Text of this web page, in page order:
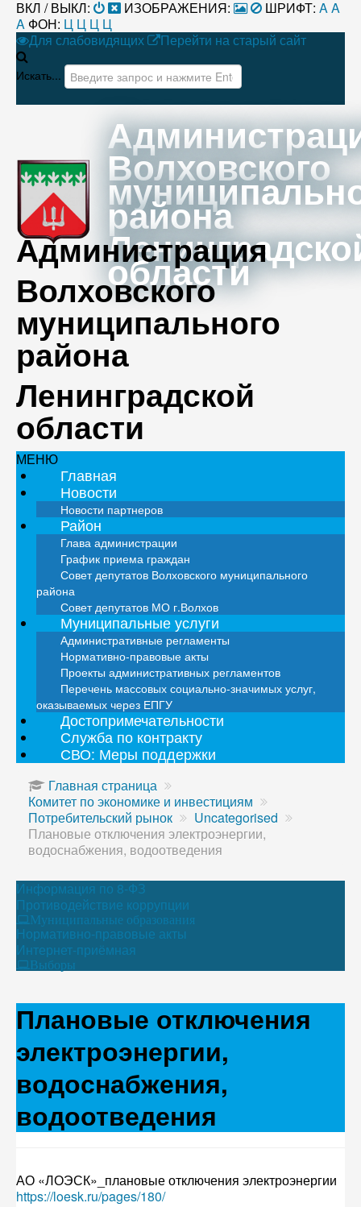
ВКЛ / ВЫКЛ: ИЗОБРАЖЕНИЯ: ШРИФТ: AA
A ФОН: Ц Ц Ц Ц
Для слабовидящих
Перейти на старый сайт
Искать...
Волховского
района
области
Администрация
Волховского
муниципального
района
Ленинградской
области
МЕНЮ
Главная
Новости
Новости партнеров
Район
Глава администрации
График приема граждан
Совет депутатов Волховского муниципального
района
Совет депутатов МО г.Волхов
Муниципальные услуги
Административные регламенты
Нормативно-правовые акты
Проекты административных регламентов
Перечень массовых социально-значимых услуг,
оказываемых через ЕПГУ
Достопримечательности
Служба по контракту
СВО: Меры поддержки
Главная страница
Комитет по экономике и инвестициям
Потребительский рынок
Uncategorised
Плановые отключения электроэнергии,
водоснабжения, водоотведения
Информация по 8-ФЗ
Противодействие коррупции
Муниципальные образования
Нормативно-правовые акты
Интернет-приёмная
Выборы
Плановые отключения
электроэнергии,
водоснабжения,
водоотведения
АО «ЛОЭСК»_плановые отключения электроэнергии
https://loesk.ru/pages/180/